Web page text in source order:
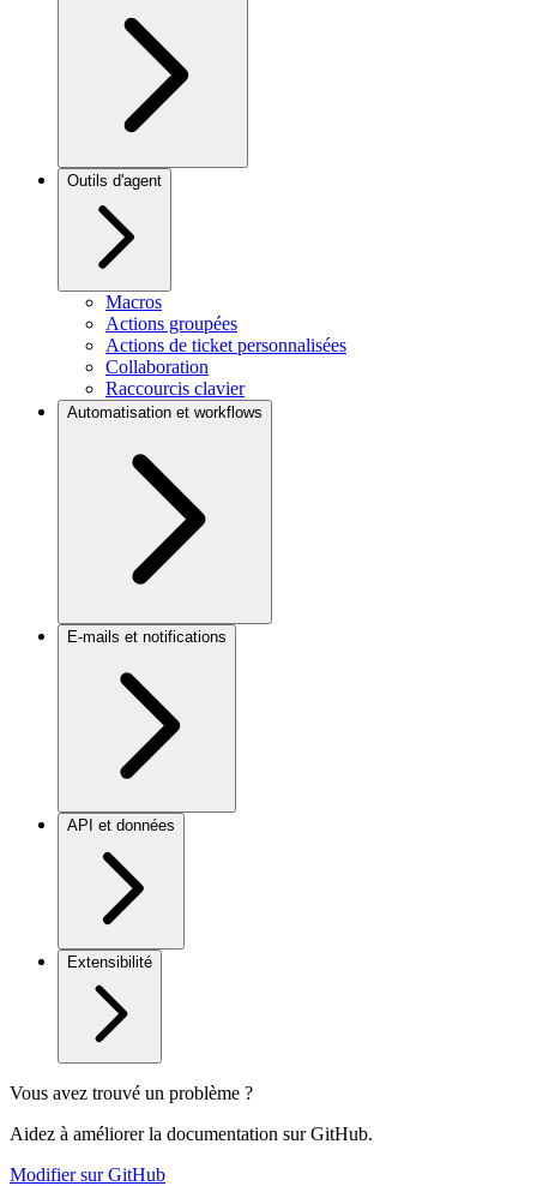
Outils d'agent
Macros
Actions groupées
Actions de ticket personnalisées
Collaboration
Raccourcis clavier
Automatisation et workflows
E-mails et notifications
API et données
Extensibilité
Vous avez trouvé un problème ?
Aidez à améliorer la documentation sur GitHub.
Modifier sur GitHub